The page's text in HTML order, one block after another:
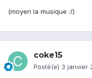
(moyen la musique :/)
coke15
Posté(e) 3 janvier